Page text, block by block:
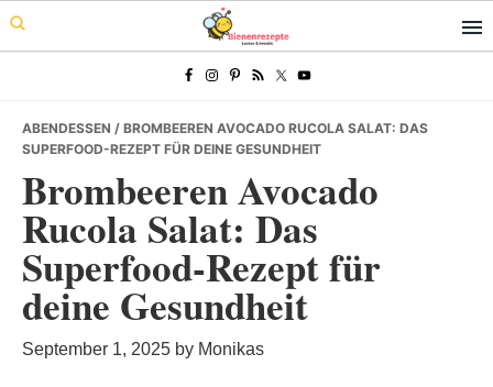
Skip
to
Skip
to
Skip
to
ABENDESSEN / BROMBEEREN AVOCADO RUCOLA SALAT: DAS
SUPERFOOD-REZEPT FÜR DEINE GESUNDHEIT
Brombeeren Avocado
Rucola Salat: Das
Superfood-Rezept für
deine Gesundheit
September 1, 2025 by Monikas